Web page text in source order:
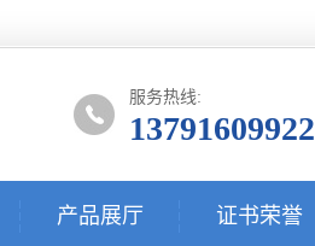
服务热线:
13791609922
产品展厅 证书荣誉